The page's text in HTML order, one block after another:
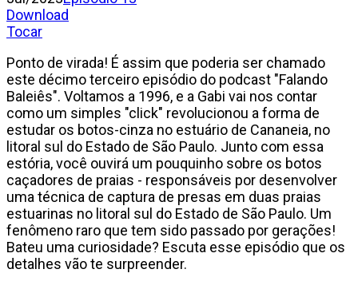
Download
Tocar
Ponto de virada! É assim que poderia ser chamado
este décimo terceiro episódio do podcast "Falando
Baleiês". Voltamos a 1996, e a Gabi vai nos contar
como um simples "click" revolucionou a forma de
estudar os botos-cinza no estuário de Cananeia, no
litoral sul do Estado de São Paulo. Junto com essa
estória, você ouvirá um pouquinho sobre os botos
caçadores de praias - responsáveis por desenvolver
uma técnica de captura de presas em duas praias
estuarinas no litoral sul do Estado de São Paulo. Um
fenômeno raro que tem sido passado por gerações!
Bateu uma curiosidade? Escuta esse episódio que os
detalhes vão te surpreender.